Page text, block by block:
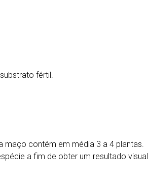
fértil.
contém em média 3 a 4 plantas.
a fim de obter um resultado visual